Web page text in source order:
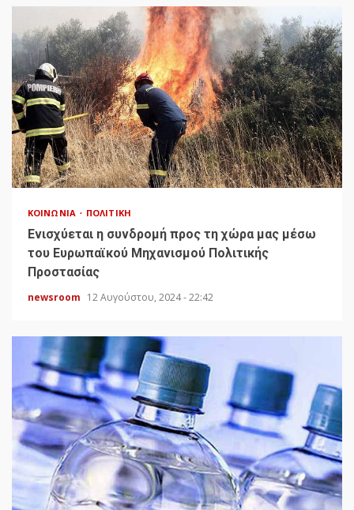
ΚΟΙΝΩΝΊΑ ΠΟΛΙΤΙΚΉ
Ενισχύεται η συνδρομή προς τη χώρα μας μέσω
του Ευρωπαϊκού Μηχανισμού Πολιτικής
Προστασίας
newsroom 12 Αυγούστου, 2024 - 22:42